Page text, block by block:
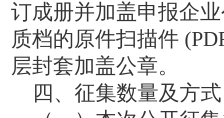
订成册并加盖申报企
质档的原件扫描件
层封套加盖公章。
四、征集数量及方式